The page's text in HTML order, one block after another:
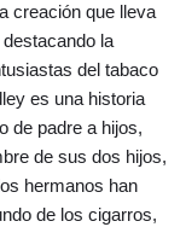
creación que lleva
la
del tabaco
es una historia
de padre a hijos,
de sus dos hijos,
hermanos han
de los cigarros,